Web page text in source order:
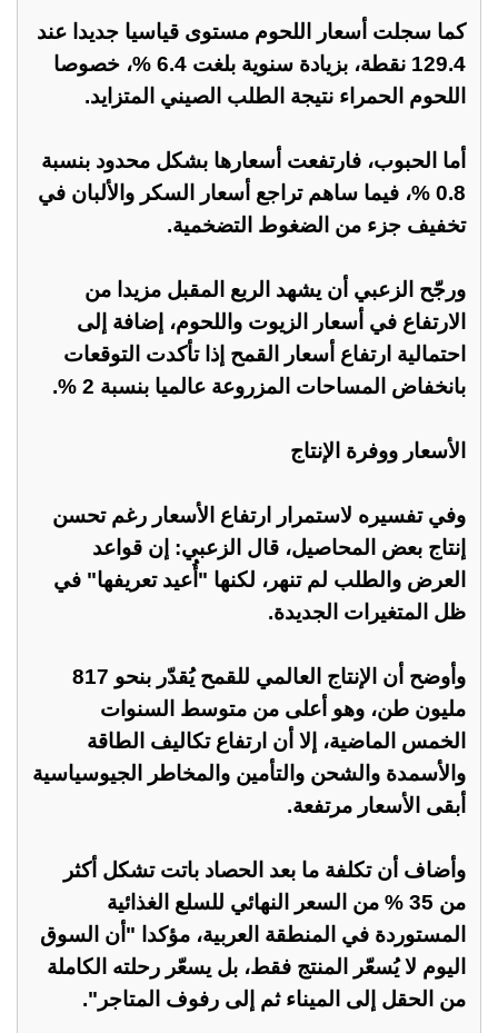
كما سجلت أسعار اللحوم مستوى قياسيا جديدا عند
129.4 نقطة، بزيادة سنوية بلغت 6.4 %، خصوصا
اللحوم الحمراء نتيجة الطلب الصيني المتزايد.
أما الحبوب، فارتفعت أسعارها بشكل محدود بنسبة
0.8 %، فيما ساهم تراجع أسعار السكر والألبان في
تخفيف جزء من الضغوط التضخمية.
ورجّح الزعبي أن يشهد الربع المقبل مزيدا من
الارتفاع في أسعار الزيوت واللحوم، إضافة إلى
احتمالية ارتفاع أسعار القمح إذا تأكدت التوقعات
بانخفاض المساحات المزروعة عالميا بنسبة 2 %.
الأسعار ووفرة الإنتاج
وفي تفسيره لاستمرار ارتفاع الأسعار رغم تحسن
إنتاج بعض المحاصيل، قال الزعبي: إن قواعد
العرض والطلب لم تنهر، لكنها "أُعيد تعريفها" في
ظل المتغيرات الجديدة.
وأوضح أن الإنتاج العالمي للقمح يُقدّر بنحو 817
مليون طن، وهو أعلى من متوسط السنوات
الخمس الماضية، إلا أن ارتفاع تكاليف الطاقة
والأسمدة والشحن والتأمين والمخاطر الجيوسياسية
أبقى الأسعار مرتفعة.
وأضاف أن تكلفة ما بعد الحصاد باتت تشكل أكثر
من 35 % من السعر النهائي للسلع الغذائية
المستوردة في المنطقة العربية، مؤكدا "أن السوق
اليوم لا يُسعّر المنتج فقط، بل يسعّر رحلته الكاملة
من الحقل إلى الميناء ثم إلى رفوف المتاجر".